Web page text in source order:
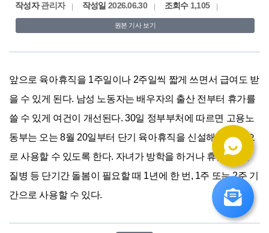
작성자관리자 작성일 2026.06.30 조회수1,105
원본 기사 보기
앞으로 육아휴직을 1주일이나 2주일씩 짧게 쓰면서 급여도 받
을 수 있게 된다. 남성 노동자는 배우자의 출산 전부터 휴가를
쓸 수 있게 여건이 개선된다. 30일 정부부처에 따르면 고용노
동부는 오는 8월 20일부터 단기 육아휴직을 신설해 탄력적으
로 사용할 수 있도록 한다. 자녀가 방학을 하거나 휴원·휴교,
질병 등 단기간 돌봄이 필요할 때 1년에 한 번, 1주 또는 2주 기
간으로 사용할 수 있다.